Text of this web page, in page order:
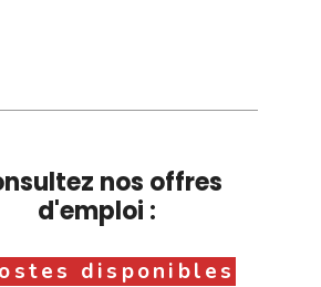
nos offres
d'emploi :
disponibles